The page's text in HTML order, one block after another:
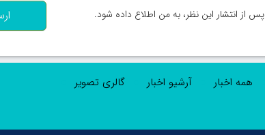
پس از انتشار این نظر، به من اطلاع داده شود.
همه اخبار آرشیو اخبار
گالری تصویر